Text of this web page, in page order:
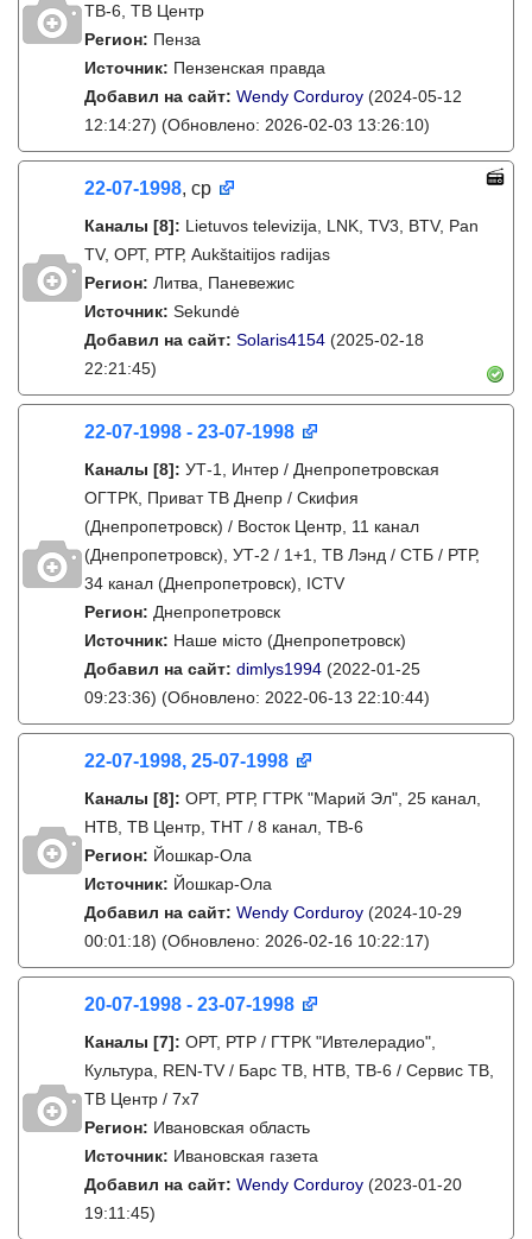
ТВ-6, ТВ Центр
Регион: Пенза
Источник: Пензенская правда
Добавил на сайт: Wendy Corduroy (2024-05-12
12:14:27) (Обновлено: 2026-02-03 13:26:10)
22-07-1998, ср
Каналы [8]: Lietuvos televizija, LNK, TV3, BTV, Pan
TV, ОРТ, РТР, Aukštaitijos radijas
Регион: Литва, Паневежис
Источник: Sekundė
Добавил на сайт: Solaris4154 (2025-02-18
22:21:45)
22-07-1998 - 23-07-1998
Каналы [8]: УТ-1, Интер / Днепропетровская
ОГТРК, Приват ТВ Днепр / Скифия
(Днепропетровск) / Восток Центр, 11 канал
(Днепропетровск), УТ-2 / 1+1, ТВ Лэнд / СТБ / РТР,
34 канал (Днепропетровск), ICTV
Регион: Днепропетровск
Источник: Наше місто (Днепропетровск)
Добавил на сайт: dimlys1994 (2022-01-25
09:23:36) (Обновлено: 2022-06-13 22:10:44)
22-07-1998, 25-07-1998
Каналы [8]: ОРТ, РТР, ГТРК "Марий Эл", 25 канал,
НТВ, ТВ Центр, ТНТ / 8 канал, ТВ-6
Регион: Йошкар-Ола
Источник: Йошкар-Ола
Добавил на сайт: Wendy Corduroy (2024-10-29
00:01:18) (Обновлено: 2026-02-16 10:22:17)
20-07-1998 - 23-07-1998
Каналы [7]: ОРТ, РТР / ГТРК "Ивтелерадио",
Культура, REN-TV / Барс ТВ, НТВ, ТВ-6 / Сервис ТВ,
ТВ Центр / 7х7
Регион: Ивановская область
Источник: Ивановская газета
Добавил на сайт: Wendy Corduroy (2023-01-20
19:11:45)